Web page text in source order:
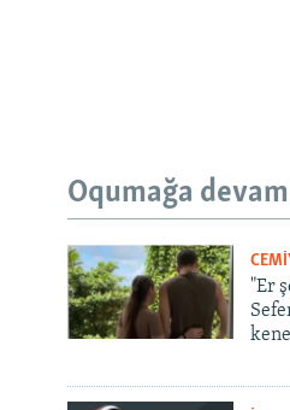
Oqumağa
"Er